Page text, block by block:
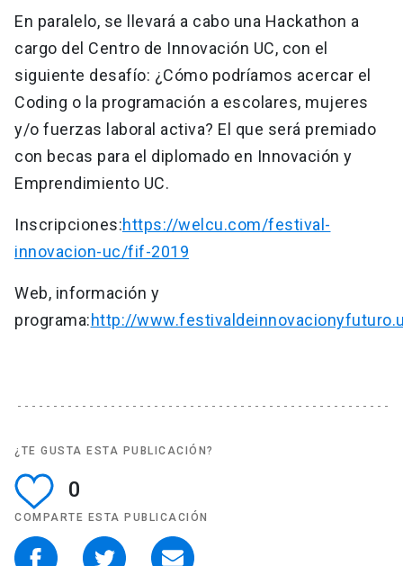
En paralelo, se llevará a cabo una Hackathon a
cargo del Centro de Innovación UC, con el
siguiente desafío: ¿Cómo podríamos acercar el
Coding o la programación a escolares, mujeres
y/o fuerzas laboral activa? El que será premiado
con becas para el diplomado en Innovación y
Emprendimiento UC.
Inscripciones:https://welcu.com/festival-
innovacion-uc/fif-2019
Web, información y
programa:http://
¿TE GUSTA ESTA PUBLICACIÓN?
0
COMPARTE ESTA PUBLICACIÓN